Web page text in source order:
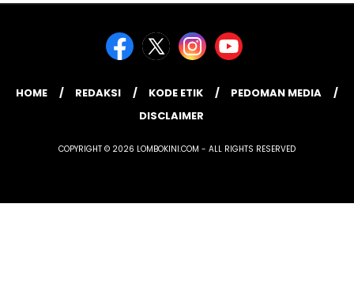
HOME REDAKSI KODE ETIK
PEDOMAN MEDIA
DISCLAIMER
COPYRIGHT © 2026 LOMBOKINI.COM - ALL RIGHTS RESERVED